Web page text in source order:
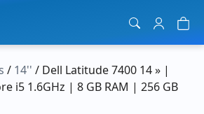
/ 14'' / Dell Latitude 7400 14 » |
i5 1.6GHz | 8 GB RAM | 256 GB